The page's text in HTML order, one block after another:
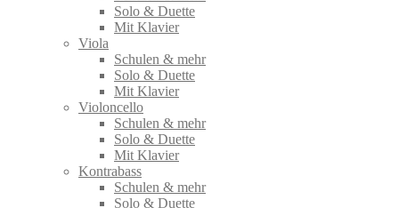
Solo & Duette
Mit Klavier
Viola
Schulen & mehr
Solo & Duette
Mit Klavier
Violoncello
Schulen & mehr
Solo & Duette
Mit Klavier
Kontrabass
Schulen & mehr
Solo & Duette